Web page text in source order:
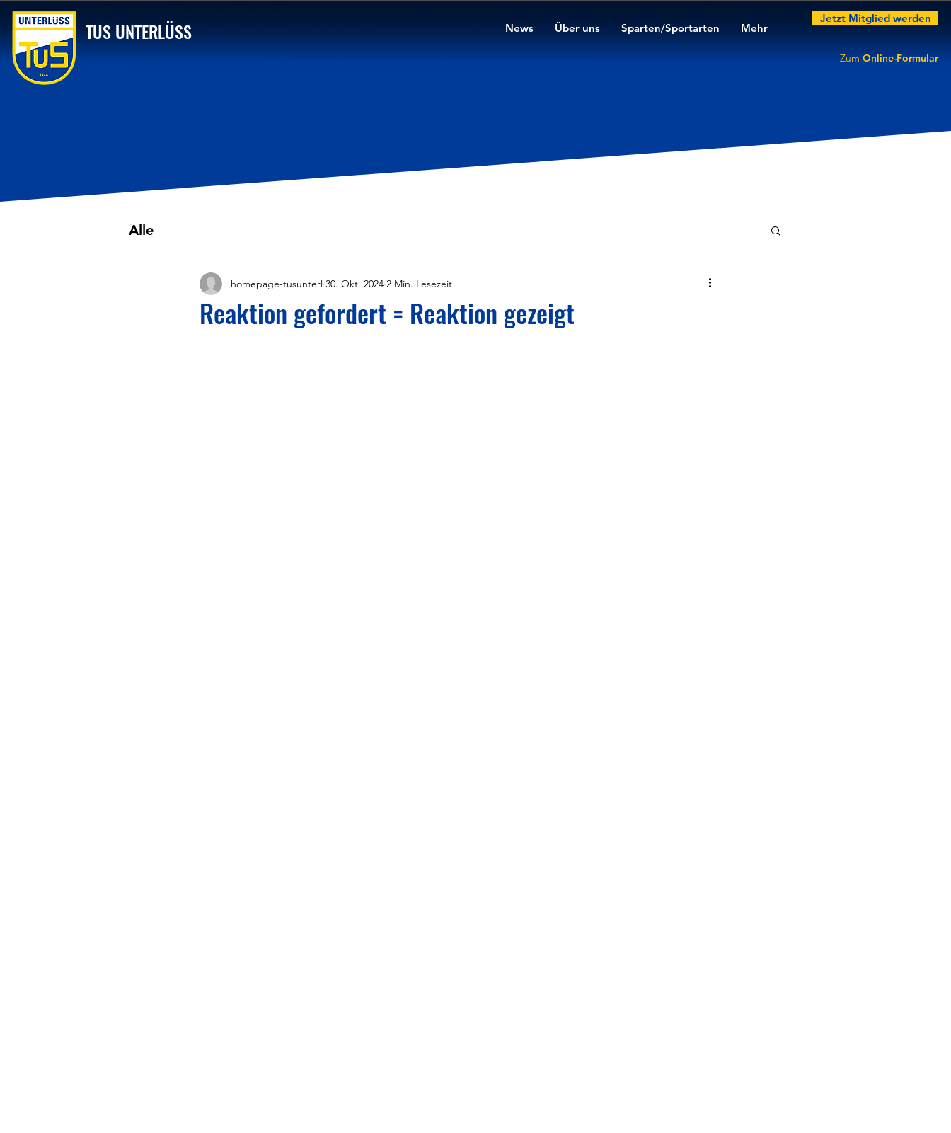
TUS UNTERLÜSS News Über uns Sparten/Sportarten Mehr
Jetzt Mitglied werden
Zum Online-Formular
Alle
Reaktion gefordert = Reaktion gezeigt
homepage-tusunterl 30. Okt. 2024 2 Min. Lesezeit